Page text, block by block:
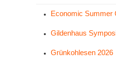
Economic Summer
Gildenhaus
Grünkohlesen 2026